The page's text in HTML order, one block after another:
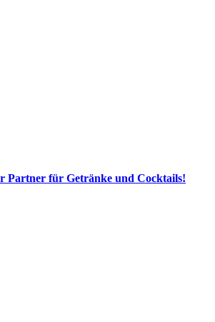
Partner für Getränke und Cocktails!